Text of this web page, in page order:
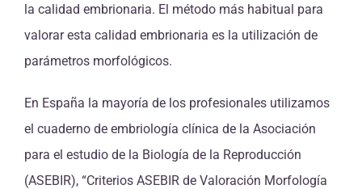
la calidad embrionaria. El método más habitual para
valorar esta calidad embrionaria es la utilización de
parámetros morfológicos.
En España la mayoría de los profesionales utilizamos
el cuaderno de embriología clínica de la Asociación
para el estudio de la Biología de la Reproducción
(ASEBIR), “Criterios ASEBIR de Valoración Morfología